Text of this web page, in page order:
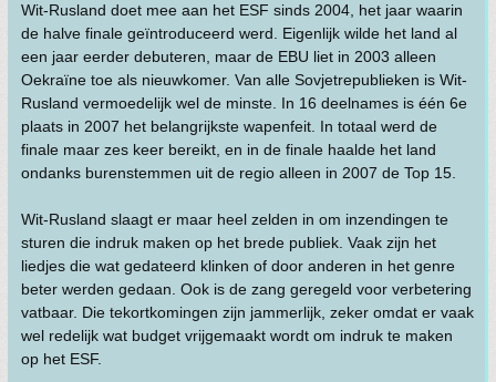
Wit-Rusland doet mee aan het ESF sinds 2004, het jaar waarin
de halve finale geïntroduceerd werd. Eigenlijk wilde het land al
een jaar eerder debuteren, maar de EBU liet in 2003 alleen
Oekraïne toe als nieuwkomer. Van alle Sovjetrepublieken is Wit-
Rusland vermoedelijk wel de minste. In 16 deelnames is één 6e
plaats in 2007 het belangrijkste wapenfeit. In totaal werd de
finale maar zes keer bereikt, en in de finale haalde het land
ondanks burenstemmen uit de regio alleen in 2007 de Top 15.
Wit-Rusland slaagt er maar heel zelden in om inzendingen te
sturen die indruk maken op het brede publiek. Vaak zijn het
liedjes die wat gedateerd klinken of door anderen in het genre
beter werden gedaan. Ook is de zang geregeld voor verbetering
vatbaar. Die tekortkomingen zijn jammerlijk, zeker omdat er vaak
wel redelijk wat budget vrijgemaakt wordt om indruk te maken
op het ESF.